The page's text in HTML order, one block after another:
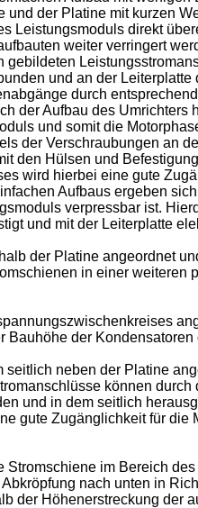
der Platine mit kurzen
Leistungsmoduls direkt
weiter verringert
und an der
durch
der Aufbau des
und somit die
der Verschraubungen an
den Hülsen und
wird hierbei eine gute
Aufbaus ergeben
verpressbar ist.
und mit der Leiterplatte
der Platine angeordnet
in einer weiteren
der
neben der Platine
können
und in dem seitlich
gute Zugänglichkeit für
im Bereich
nach unten in
der Höhenerstreckung der